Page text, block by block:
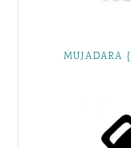
MUJADARA